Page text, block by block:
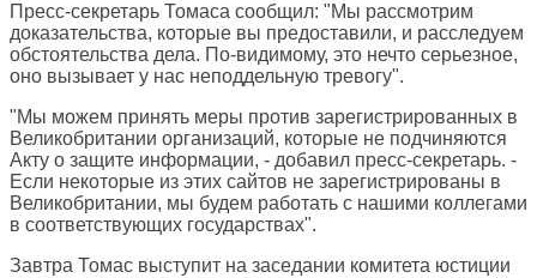
Пресс-секретарь Томаса сообщил: "Мы рассмотрим
доказательства, которые вы предоставили, и расследуем
обстоятельства дела. По-видимому, это нечто серьезное,
оно вызывает у нас неподдельную тревогу".
"Мы можем принять меры против зарегистрированных в
Великобритании организаций, которые не подчиняются
Акту о защите информации, - добавил пресс-секретарь. -
Если некоторые из этих сайтов не зарегистрированы в
Великобритании, мы будем работать с нашими коллегами
в соответствующих государствах".
Завтра Томас выступит на заседании комитета юстиции